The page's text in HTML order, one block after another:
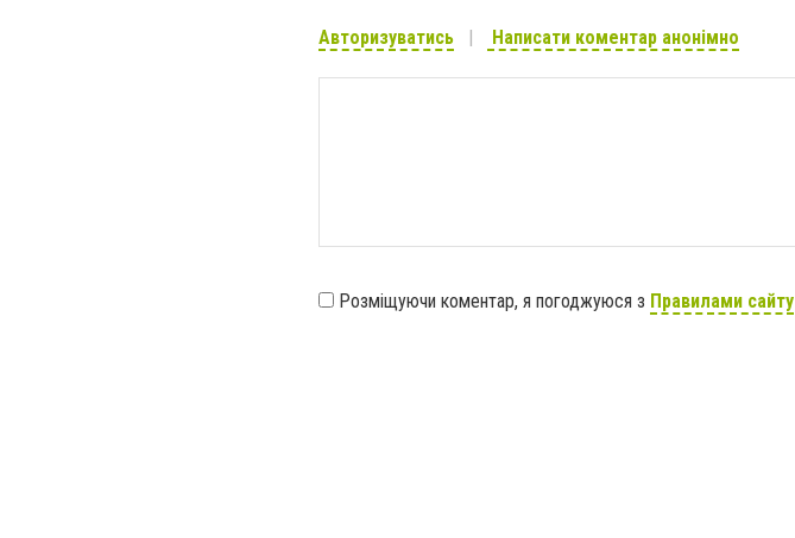
Авторизуватись Написати коментар анонімно
Розміщуючи коментар, я погоджуюся з Правилами сайту